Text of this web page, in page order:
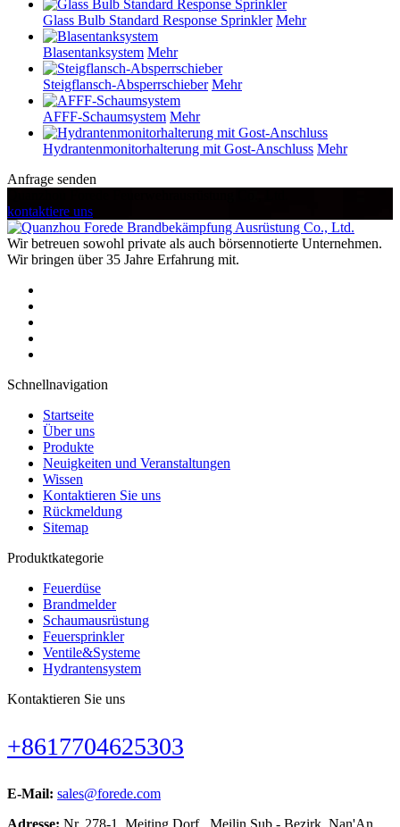
Glass Bulb Standard Response Sprinkler Mehr
Blasentanksystem Mehr
Steigflansch-Absperrschieber Mehr
AFFF-Schaumsystem Mehr
Hydrantenmonitorhalterung mit Gost-Anschluss Mehr
Anfrage senden
kontaktiere uns
Wir betreuen sowohl private als auch börsennotierte Unternehmen.
Wir bringen über 35 Jahre Erfahrung mit.
Schnellnavigation
Startseite
Über uns
Produkte
Neuigkeiten und Veranstaltungen
Wissen
Kontaktieren Sie uns
Rückmeldung
Sitemap
Produktkategorie
Feuerdüse
Brandmelder
Schaumausrüstung
Feuersprinkler
Ventile&Systeme
Hydrantensystem
Kontaktieren Sie uns
+8617704625303
E-Mail: sales@forede.com
Adresse: Nr. 278-1, Meiting Dorf , Meilin Sub - Bezirk, Nan'An